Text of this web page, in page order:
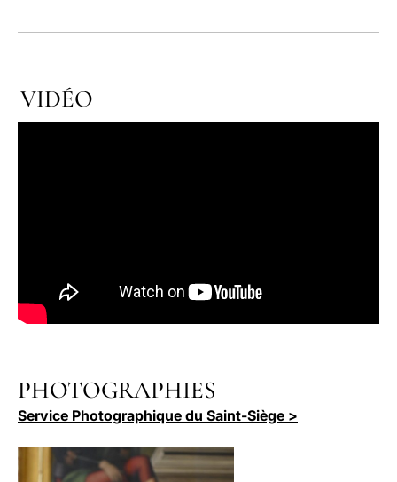
VIDÉO
PHOTOGRAPHIES
Service Photographique du Saint-Siège >